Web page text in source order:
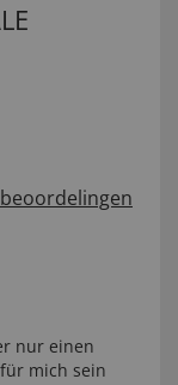
nur einen
mich sein